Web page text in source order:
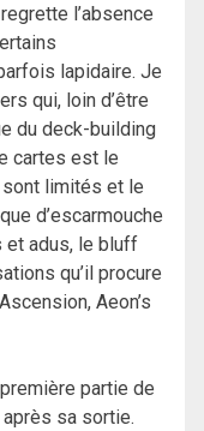
l’absence
lapidaire. Je
qui, loin d’être
du deck-building
cartes est le
limités et le
d’escarmouche
et adus, le bluff
qu’il procure
Aeon’s
partie de
sa sortie.